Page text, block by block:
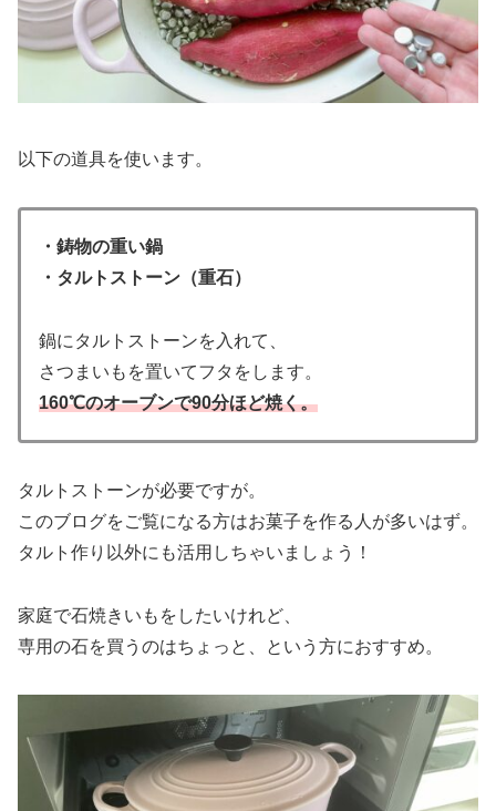
以下の道具を使います。
・鋳物の重い鍋
・タルトストーン（重石）
鍋にタルトストーンを入れて、
さつまいもを置いてフタをします。
160℃のオーブンで90分ほど焼く。
タルトストーンが必要ですが。
このブログをご覧になる方はお菓子を作る人が多いはず。
タルト作り以外にも活用しちゃいましょう！
家庭で石焼きいもをしたいけれど、
専用の石を買うのはちょっと、という方におすすめ。